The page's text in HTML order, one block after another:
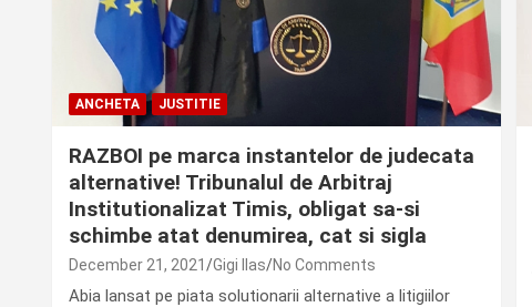
ANCHETA JUSTITIE
RAZBOI pe marca instantelor de judecata
alternative! Tribunalul de Arbitraj
Institutionalizat Timis, obligat sa-si
schimbe atat denumirea, cat si sigla
December 21, 2021 Gigi Ilas No Comments
Abia lansat pe piata solutionarii alternative a litigiilor